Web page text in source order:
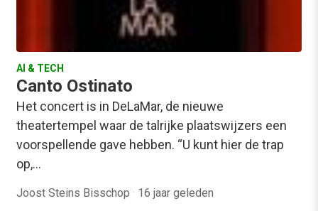
AI & TECH
Canto Ostinato
Het concert is in DeLaMar, de nieuwe
theatertempel waar de talrijke plaatswijzers een
voorspellende gave hebben. “U kunt hier de trap
op,…
Joost Steins Bisschop · 16 jaar geleden